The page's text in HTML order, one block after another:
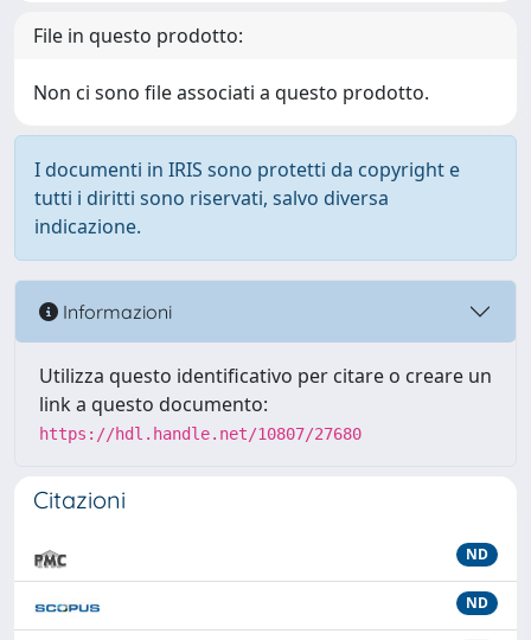
File in questo prodotto:
Non ci sono file associati a questo prodotto.
I documenti in IRIS sono protetti da copyright e
tutti i diritti sono riservati, salvo diversa
indicazione.
Informazioni
Utilizza questo identificativo per citare o creare un
link a questo documento:
https://hdl.handle.net/10807/27680
Citazioni
ND
ND